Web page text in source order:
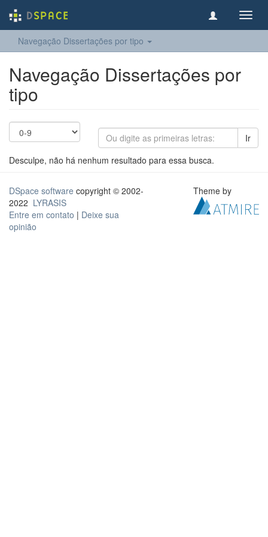
Navegação Dissertações por tipo
Navegação Dissertações por
tipo
Ir
Desculpe, não há nenhum resultado para essa busca.
DSpace software copyright © 2002-
2022 LYRASIS
Entre em contato | Deixe sua
opinião
Theme by